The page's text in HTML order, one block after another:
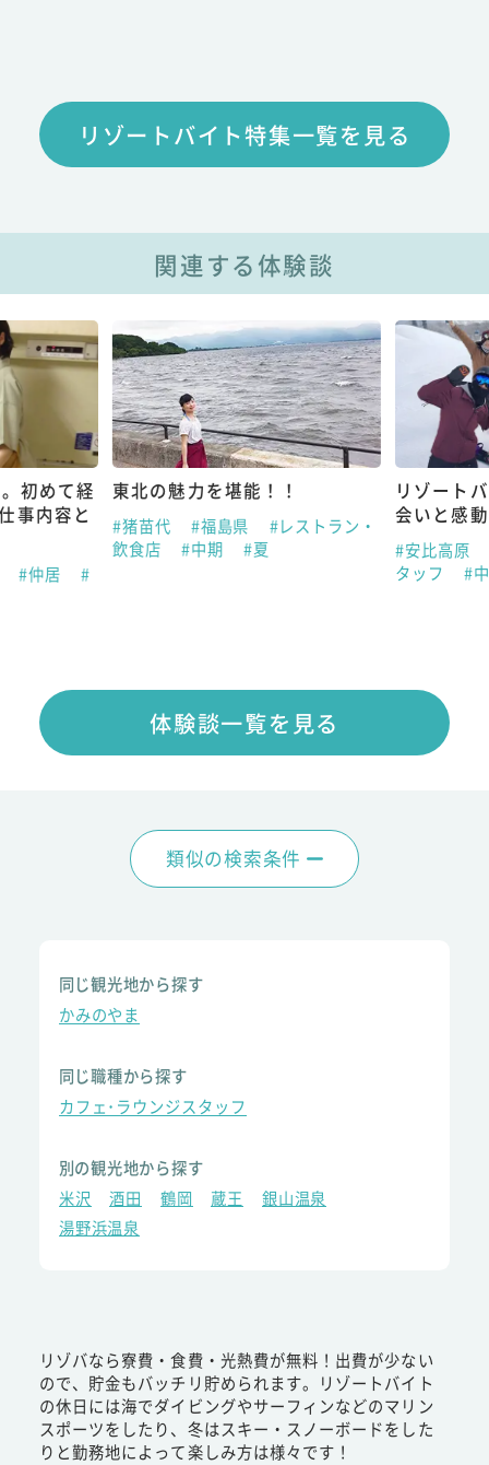
リゾートバイト特集一覧を見る
関連する体験談
初めて経
事内容と
#仲居 #
東北の魅力を堪能！！
#猪苗代 #福島県
#レストラン・
飲食店
#中期 #夏
リゾート
会いと感
#安比高原
タッフ
#
体験談一覧を見る
類似の検索条件
同じ観光地から探す
かみのやま
同じ職種から探す
カフェ･ラウンジスタッフ
別の観光地から探す
米沢
酒田 鶴岡 蔵王
銀山温泉
湯野浜温泉
リゾバなら寮費・食費・光熱費が無料！出費が少ない
ので、貯金もバッチリ貯められます。リゾートバイト
の休日には海でダイビングやサーフィンなどのマリン
スポーツをしたり、冬はスキー・スノーボードをした
りと勤務地によって楽しみ方は様々です！